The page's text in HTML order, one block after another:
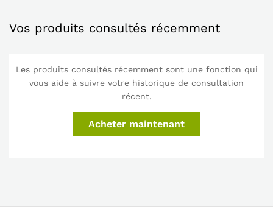
Vos produits consultés récemment
Les produits consultés récemment sont une fonction qui
vous aide à suivre votre historique de consultation
récent.
Acheter maintenant